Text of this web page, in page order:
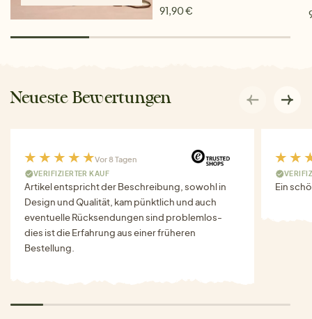
91,90 €
Neueste Bewertungen
Vor 8 Tagen
VERIFIZIERTER KAUF
Artikel entspricht der Beschreibung, sowohl in
Design und Qualität, kam pünktlich und auch
eventuelle Rücksendungen sind problemlos-
dies ist die Erfahrung aus einer früheren
Bestellung.
Ein